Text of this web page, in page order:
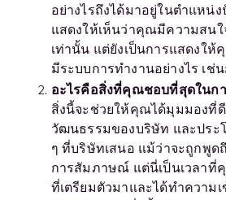
อย่างไรถึงได้มาอยู่ในตำแหน่ง
แสดงให้เห็นว่าคุณมีความสน
เท่านั้น แต่ยังเป็นการแสดงให้
มีระบบการทำงานอย่างไร เช่
อะไรคือสิ่งที่คุณชอบที่สุดในก
สิ่งนี้จะช่วยให้คุณได้มุมมองที่
วัฒนธรรมของบริษัท และประ
ๆ ที่บริษัทเสนอ แม้ว่าจะถูกพูด
การสัมภาษณ์ แต่นี่เป็นเวลาที่
ที่เตรียมตัวมาและได้ทำความ